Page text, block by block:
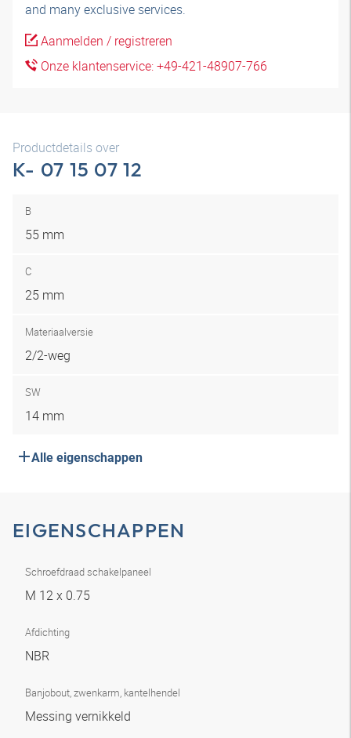
and many exclusive services.
Aanmelden / registreren
Onze klantenservice: +49-421-48907-766
Productdetails over
K- 07 15 07 12
B
55 mm
C
25 mm
Materiaalversie
2/2-weg
SW
14 mm
Alle eigenschappen
EIGENSCHAPPEN
Schroefdraad schakelpaneel
M 12 x 0.75
Afdichting
NBR
Banjobout, zwenkarm, kantelhendel
Messing vernikkeld